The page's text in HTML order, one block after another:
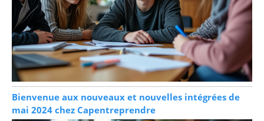
Bienvenue aux nouveaux et nouvelles intégrées de
mai 2024 chez Capentreprendre